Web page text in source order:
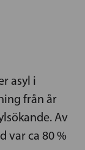
asyl i
från år
Av
var ca 80 %